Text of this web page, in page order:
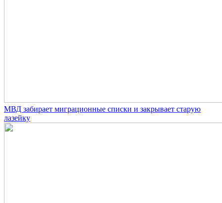
МВД забирает миграционные списки и закрывает старую
лазейку